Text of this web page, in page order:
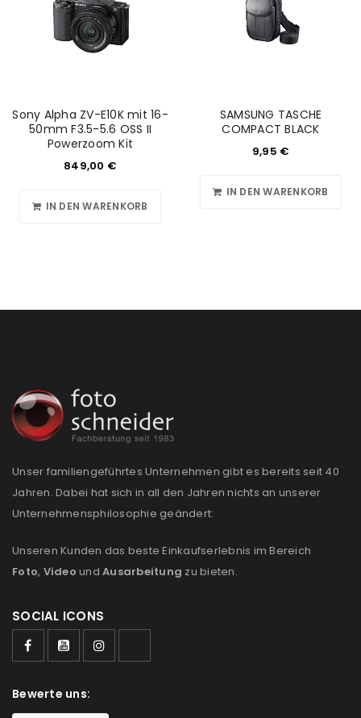
Please select all the ways you would like to hear from
akzeptiere die Datenschutzerklärung. *
REGISTRIEREN
Sony Alpha ZV-E10K mit 16-
50mm F3.5-5.6 OSS II
Powerzoom Kit
849,00 €
IN DEN WARENKORB
SAMSUNG TASCHE
COMPACT BLACK
9,95 €
IN DEN WARENKORB
Unser familiengeführtes Unternehmen gibt es bereits seit 40
Jahren. Dabei hat sich in all den Jahren nichts an unserer
Unternehmensphilosophie geändert:
Unseren Kunden das beste Einkaufserlebnis im Bereich
Foto, Video und Ausarbeitung zu bieten.
SOCIAL ICONS
Bewerte uns: